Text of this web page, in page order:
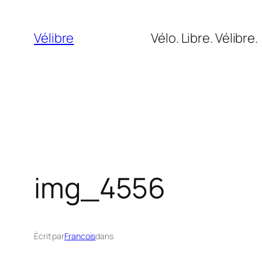
contenu
Vélibre Vélo. Libre. Vélibre.
img_4556
Écrit parFrançoisdans